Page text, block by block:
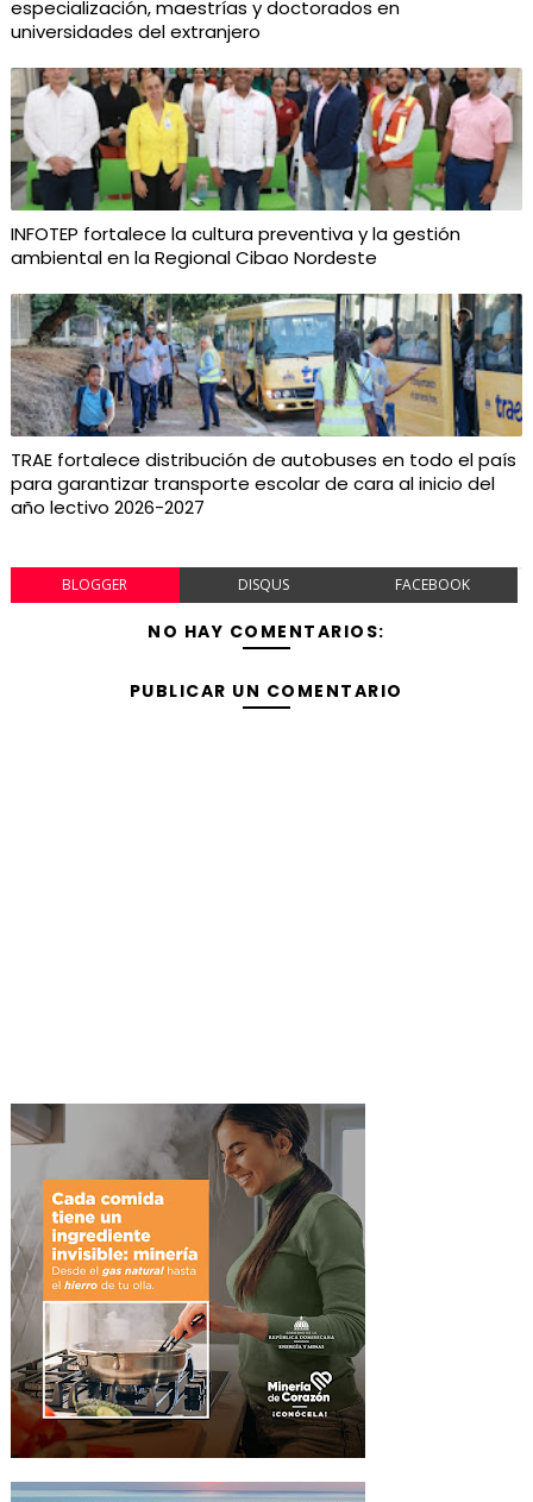
especialización, maestrías y doctorados en
universidades del extranjero
INFOTEP fortalece la cultura preventiva y la gestión
ambiental en la Regional Cibao Nordeste
TRAE fortalece distribución de autobuses en todo el país
para garantizar transporte escolar de cara al inicio del
año lectivo 2026-2027
BLOGGER DISQUS FACEBOOK
NO HAY COMENTARIOS:
PUBLICAR UN COMENTARIO